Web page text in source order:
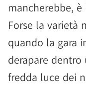
mancherebbe,
Forse la varietà
quando la gara
derapare
fredda luce dei